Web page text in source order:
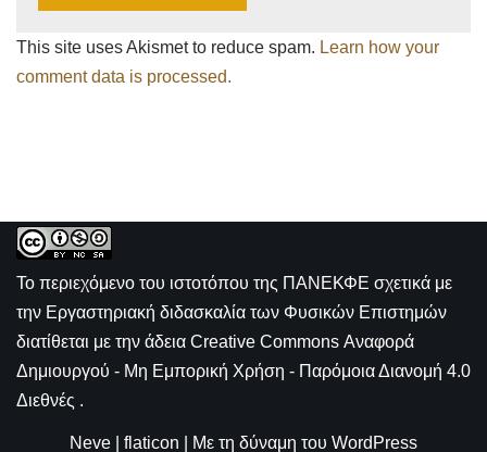
This site uses Akismet to reduce spam. Learn how your
comment data is processed.
Το περιεχόμενο του ιστοτόπου της ΠΑΝΕΚΦΕ σχετικά με
την Εργαστηριακή διδασκαλία των Φυσικών Επιστημών
διατίθεται με την άδεια Creative Commons Αναφορά
Δημιουργού - Μη Εμπορική Χρήση - Παρόμοια Διανομή 4.0
Διεθνές .
Neve flaticon | Με τη δύναμη του WordPress